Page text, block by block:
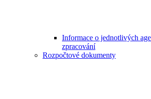
Informace o jednotlivých
zpracování
Rozpočtové dokumenty